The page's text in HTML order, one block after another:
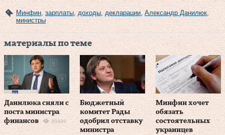
Минфин зарплаты доходы декларации Александр Данилюк
министры
материалы по теме
Данилюка сняли с
поста министра
финансов
30499
Бюджетный
комитет Рады
одобрил отставку
министра
Минфин хочет
обязать
состоятельных
украинцев